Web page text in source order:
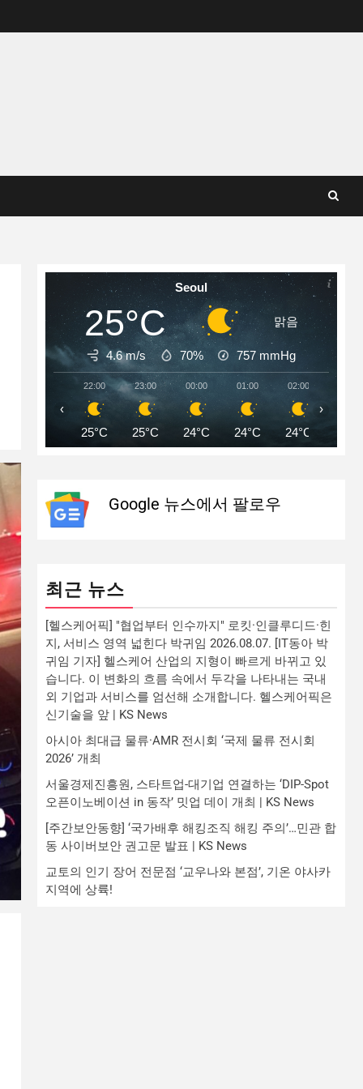
Seoul
25°C 맑음
4.6 m/s 70% 757 mmHg
22:00
25°C
23:00
25°C
00:00
24°C
01:00
24°C
02:00
24°C
‹ ›
Google 뉴스에서 팔로우
최근 뉴스
[헬스케어픽] "협업부터 인수까지" 로킷·인클루디드·힌
지, 서비스 영역 넓힌다 박귀임 2026.08.07. [IT동아 박
귀임 기자] 헬스케어 산업의 지형이 빠르게 바뀌고 있
습니다. 이 변화의 흐름 속에서 두각을 나타내는 국내
외 기업과 서비스를 엄선해 소개합니다. 헬스케어픽은
신기술을 앞 | KS News
아시아 최대급 물류·AMR 전시회 ‘국제 물류 전시회
2026’ 개최
서울경제진흥원, 스타트업-대기업 연결하는 ‘DIP-Spot
오픈이노베이션 in 동작’ 밋업 데이 개최 | KS News
[주간보안동향] ‘국가배후 해킹조직 해킹 주의’…민관 합
동 사이버보안 권고문 발표 | KS News
교토의 인기 장어 전문점 ‘교우나와 본점’, 기온 야사카
지역에 상륙!